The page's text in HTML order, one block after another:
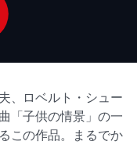
、ロベルト・シュー
「子供の情景」の一
この作品。まるでか